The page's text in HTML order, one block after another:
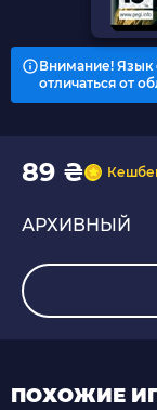
Внимание! Язык
отличаться от
89 ₴
АРХИВНЫЙ
ПОХОЖИЕ